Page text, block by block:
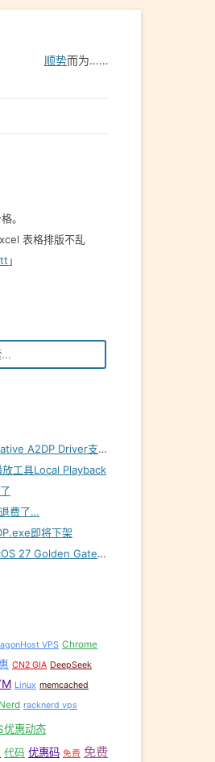
顺势而为……
。️
表格排版不乱
」
WIN11 / WIN10使用Alternative A2DP Driver支持LDAC
工具Local Playback
费了…
即将下架
iOS 27、iPadOS 27和macOS 27 Golden Gate内置壁纸下载
VPS Chrome
CN2 GIA DeepSeek
Linux memcached
racknerd vps
优惠动态
代码 优惠码 免费 免费